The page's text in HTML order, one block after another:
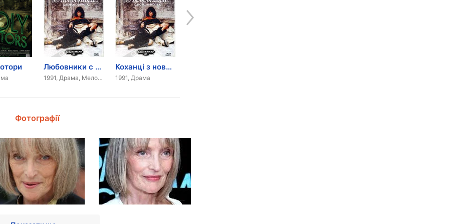
Любовники с нового моста
1991, Драма, Мелодрама
Коханці з нового мосту
1991, Драма
Фотографії